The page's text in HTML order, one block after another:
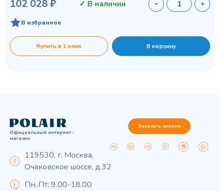
102 028 ₽
✓ В наличии
В избранное
Купить в 1 клик В корзину
Официальный интернет-
магазин
119530, г. Москва,
Очаковское шоссе, д.32
Пн..Пт: 9.00-18.00
Заказать звонок